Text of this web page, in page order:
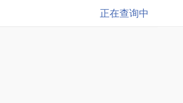
正在查询中